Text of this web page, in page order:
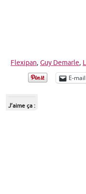
Flexipan, Guy Demarle,
E-mail
J’aime ça :